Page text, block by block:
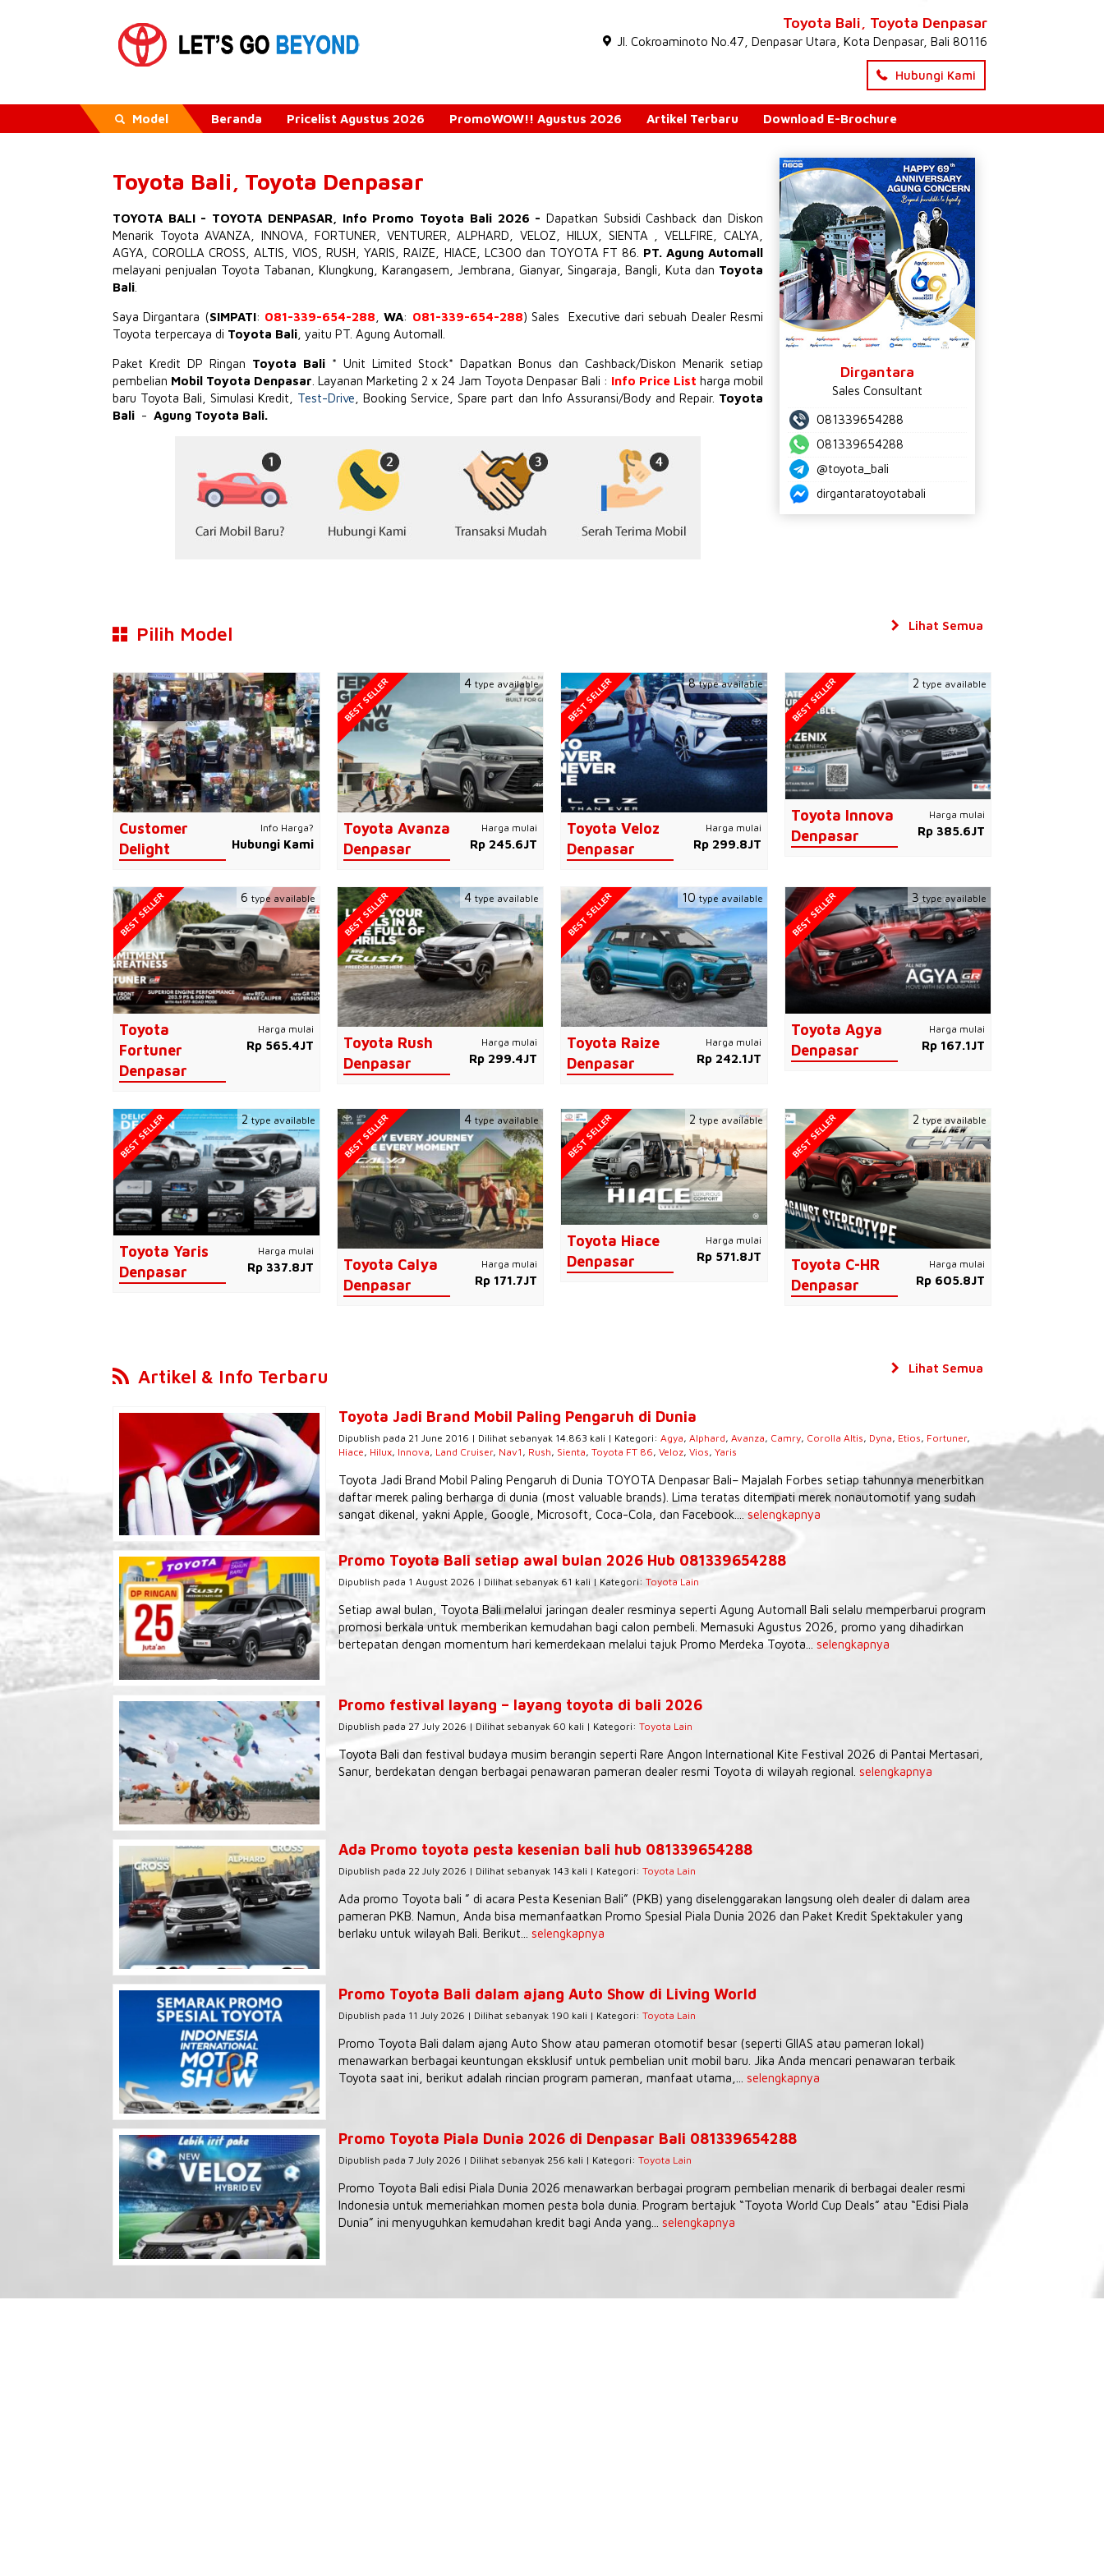
Toyota Bali, Toyota Denpasar
Jl. Cokroaminoto No.47, Denpasar Utara, Kota Denpasar, Bali 80116
Hubungi Kami
Model Beranda Pricelist Agustus 2026 PromoWOW!! Agustus 2026 Artikel Terbaru Download E-Brochure
Toyota Bali, Toyota Denpasar
TOYOTA BALI - TOYOTA DENPASAR, Info Promo Toyota Bali 2026 - Dapatkan Subsidi Cashback dan Diskon
Menarik Toyota AVANZA INNOVA FORTUNER VENTURER ,ALPHARD ,VELOZ HILUX, SIENTA ,VELLFIRE CALYA
AGYA ,COROLLA CROSS ,ALTIS ,VIOS ,RUSH ,YARIS ,RAIZE HIACE, LC300 dan TOYOTA FT 86 PT. Agung Automall
melayani penjualan Toyota Tabanan, Klungkung, Karangasem, Jembrana, Gianyar, Singaraja, Bangli, Kuta dan Toyota
Bali
Saya Dirgantara (SIMPATI: 081-339-654-288 ,WA: 081-339-654-288) Sales Executive dari sebuah Dealer Resmi
Toyota terpercaya di Toyota Bali , yaitu PT. Agung Automall.
Paket Kredit DP Ringan Toyota Bali * Unit Limited Stock* Dapatkan Bonus dan Cashback/Diskon Menarik setiap
pembelian Mobil Toyota Denpasar . Layanan Marketing 2 x 24 Jam Toyota Denpasar Bali : Info Price List harga mobil
baru Toyota Bali, Simulasi Kredit, Test-Drive , Booking Service, Spare part dan Info Assuransi/Body and Repair. Toyota
Bali - Agung Toyota Bali.
Dirgantara
Sales Consultant
081339654288
081339654288
@toyota_bali
dirgantaratoyotabali
Pilih Model
Customer
Delight
Info Harga?
Hubungi Kami
Toyota Avanza
Denpasar
Harga mulai
Rp 245.6JT
BEST SELLER 4 type available
Toyota Veloz
Denpasar
Harga mulai
Rp 299.8JT
BEST SELLER 8type available
Toyota Innova
Denpasar
Harga mulai
Rp 385.6JT
BEST SELLER 2 type available
Toyota
Fortuner
Denpasar
Harga mulai
Rp 565.4JT
BEST SELLER 6 type available
Toyota Rush
Denpasar
Harga mulai
Rp 299.4JT
BEST SELLER 4 type available
Toyota Raize
Denpasar
Harga mulai
Rp 242.1JT
BEST SELLER 10type available
Toyota Agya
Denpasar
Harga mulai
Rp 167.1JT
BEST SELLER 3type available
Toyota Yaris
Denpasar
Harga mulai
Rp 337.8JT
BEST SELLER 2type available
Toyota Calya
Denpasar
Harga mulai
Rp 171.7JT
BEST SELLER 4 type available
Toyota Hiace
Denpasar
Harga mulai
Rp 571.8JT
BEST SELLER 2 type available
Toyota C-HR
Denpasar
Harga mulai
Rp 605.8JT
BEST SELLER 2 type available
Lihat Semua
Artikel & Info Terbaru
Toyota Jadi Brand Mobil Paling Pengaruh di Dunia
Dipublish pada 21 June 2016 | Dilihat sebanyak 14.863 kali | Kategori: Agya, Alphard, Avanza, Camry, Corolla Altis, Dyna, Etios, Fortuner,
Hiace, Hilux, Innova, Land Cruiser, Nav1 , Rush, Sienta, Toyota FT 86, Veloz, Vios, Yaris
Toyota Jadi Brand Mobil Paling Pengaruh di Dunia TOYOTA Denpasar Bali– Majalah Forbes setiap tahunnya menerbitkan
daftar merek paling berharga di dunia (most valuable brands). Lima teratas ditempati merek nonautomotif yang sudah
sangat dikenal, yakni Apple, Google, Microsoft, Coca-Cola, dan Facebook....selengkapnya
Promo Toyota Bali setiap awal bulan 2026 Hub 081339654288
Dipublish pada 1 August 2026 | Dilihat sebanyak 61 kali | Kategori: Toyota Lain
Setiap awal bulan, Toyota Bali melalui jaringan dealer resminya seperti Agung Automall Bali selalu memperbarui program
promosi berkala untuk memberikan kemudahan bagi calon pembeli. Memasuki Agustus 2026, promo yang dihadirkan
bertepatan dengan momentum hari kemerdekaan melalui tajuk Promo Merdeka Toyota... selengkapnya
Promo festival layang – layang toyota di bali 2026
Dipublish pada 27 July 2026 | Dilihat sebanyak 60 kali | Kategori: Toyota Lain
Toyota Bali dan festival budaya musim berangin seperti Rare Angon International Kite Festival 2026 di Pantai Mertasari,
Sanur, berdekatan dengan berbagai penawaran pameran dealer resmi Toyota di wilayah regional. selengkapnya
Ada Promo toyota pesta kesenian bali hub 081339654288
Dipublish pada 22 July 2026 | Dilihat sebanyak 143 kali | Kategori: Toyota Lain
Ada promo Toyota bali ” di acara Pesta Kesenian Bali” (PKB) yang diselenggarakan langsung oleh dealer di dalam area
pameran PKB. Namun, Anda bisa memanfaatkan Promo Spesial Piala Dunia 2026 dan Paket Kredit Spektakuler yang
berlaku untuk wilayah Bali. Berikut... selengkapnya
Promo Toyota Bali dalam ajang Auto Show di Living World
Dipublish pada 11 July 2026 | Dilihat sebanyak 190 kali | Kategori: Toyota Lain
Promo Toyota Bali dalam ajang Auto Show atau pameran otomotif besar (seperti GIIAS atau pameran lokal)
menawarkan berbagai keuntungan eksklusif untuk pembelian unit mobil baru. Jika Anda mencari penawaran terbaik
Toyota saat ini, berikut adalah rincian program pameran, manfaat utama,... selengkapnya
Promo Toyota Piala Dunia 2026 di Denpasar Bali 081339654288
Dipublish pada 7 July 2026 | Dilihat sebanyak 256 kali | Kategori: Toyota Lain
Promo Toyota Bali edisi Piala Dunia 2026 menawarkan berbagai program pembelian menarik di berbagai dealer resmi
Indonesia untuk memeriahkan momen pesta bola dunia. Program bertajuk “Toyota World Cup Deals” atau “Edisi Piala
Dunia” ini menyuguhkan kemudahan kredit bagi Anda yang... selengkapnya
Lihat Semua